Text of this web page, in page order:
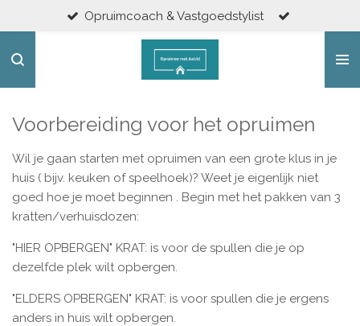
direct
naar
Opruimcoach & Vastgoedstylist
Voorbereiding voor het opruimen
Wil je gaan starten met opruimen van een grote klus in je
huis ( bijv. keuken of speelhoek)? Weet je eigenlijk niet
goed hoe je moet beginnen . Begin met het pakken van 3
kratten/verhuisdozen:
"HIER OPBERGEN" KRAT: is voor de spullen die je op
dezelfde plek wilt opbergen.
"ELDERS OPBERGEN" KRAT: is voor spullen die je ergens
anders in huis wilt opbergen.